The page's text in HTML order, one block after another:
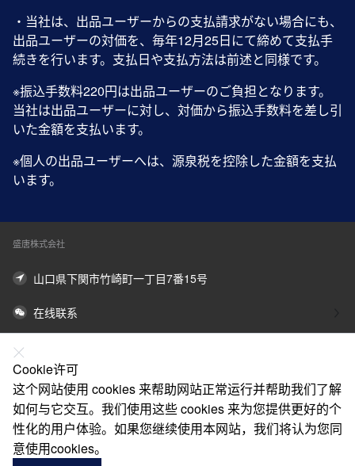
・当社は、出品ユーザーからの支払請求がない場合にも、
出品ユーザーの対価を、毎年12月25日にて締めて支払手
続きを行います。支払日や支払方法は前述と同様です。
※振込手数料220円は出品ユーザーのご負担となります。
当社は出品ユーザーに対し、対価から振込手数料を差し引
いた金額を支払います。
※個人の出品ユーザーへは、源泉税を控除した金額を支払
います。
盛唐株式会社
山口県下関市竹崎町一丁目7番15号
在线联系
关于我们
法律声明
帮助
服务
Cookie许可
这个网站使用 cookies 来帮助网站正常运行并帮助我们了解
如何与它交互。我们使用这些 cookies 来为您提供更好的个
性化的用户体验。如果您继续使用本网站，我们将认为您同
意使用cookies。